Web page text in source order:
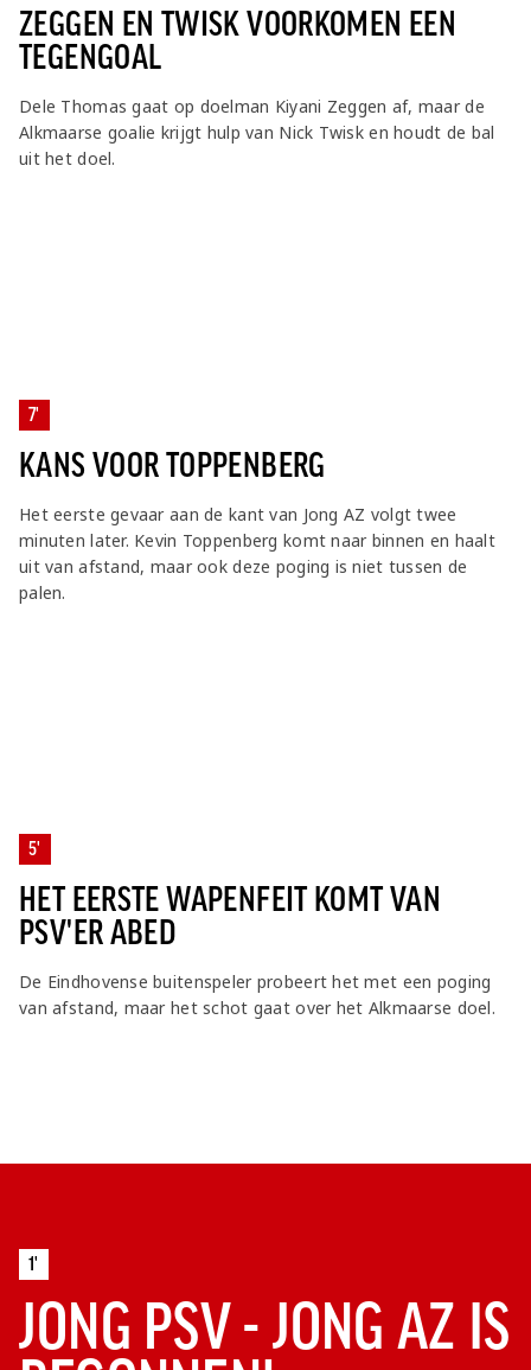
ZEGGEN EN TWISK VOORKOMEN EEN
TEGENGOAL
Dele Thomas gaat op doelman Kiyani Zeggen af, maar de
Alkmaarse goalie krijgt hulp van Nick Twisk en houdt de bal
uit het doel.
7'
KANS VOOR TOPPENBERG
Het eerste gevaar aan de kant van Jong AZ volgt twee
minuten later. Kevin Toppenberg komt naar binnen en haalt
uit van afstand, maar ook deze poging is niet tussen de
palen.
5'
HET EERSTE WAPENFEIT KOMT VAN
PSV'ER ABED
De Eindhovense buitenspeler probeert het met een poging
van afstand, maar het schot gaat over het Alkmaarse doel.
1'
JONG PSV - JONG AZ IS